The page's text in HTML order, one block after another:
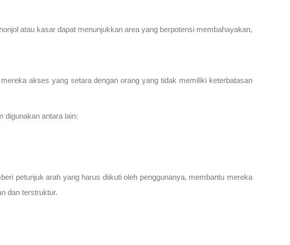
atau kasar dapat menunjukkan area yang berpotensi membahayakan,
akses yang setara dengan orang yang tidak memiliki keterbatasan
digunakan antara lain:
petunjuk arah yang harus diikuti oleh penggunanya, membantu mereka
dan terstruktur.